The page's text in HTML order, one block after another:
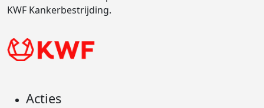
KWF Kankerbestrijding.
Acties